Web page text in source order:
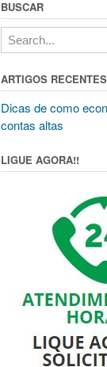
BUSCAR
ARTIGOS RECENTES
Dicas de como
contas altas
LIGUE AGORA!!